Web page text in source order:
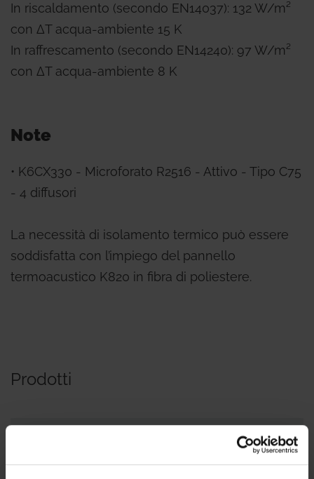
In riscaldamento (secondo EN14037): 132 W/m²
con ΔT acqua-ambiente 15 K
In raffrescamento (secondo EN14240): 97 W/m²
con ΔT acqua-ambiente 8 K
Note
• K6CX330 - Microforato R2516 - Attivo - Tipo C75
- 4 diffusori
La necessità di isolamento termico può essere
soddisfatta con l’impiego del pannello
termoacustico K820 in fibra di poliestere.
Prodotti